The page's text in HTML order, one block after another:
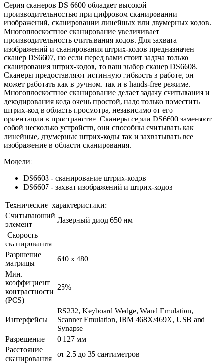
Серия сканеров DS 6600 обладает высокой
производительностью при цифровом сканировании
изображений, сканировании линейных или двумерных кодов.
Многоплоскостное сканирование увеличивает
производительность считывания кодов. Для захвата
изображений и сканирования штрих-кодов предназначен
сканер DS6607, но если перед вами стоит задача только
сканирования штрих-кодов, то ваш выбор сканер DS6608.
Сканеры предоставляют истинную гибкость в работе, он
может работать как в ручном, так и в hands-free режиме.
Многоплоскостное сканирование делает задачу считывания и
декодирования кода очень простой, надо только поместить
штрих-код в область просмотра, независимо от его
ориентации в пространстве. Сканеры серии DS6600 заменяют
собой несколько устройств, они способны считывать как
линейные, двумерные штрих-коды так и захватывать все
изображение в области сканирования.
Модели:
DS6608 - сканирование штрих-кодов
DS6607 - захват изображений и штрих-кодов
Технические характеристики:
Считывающий
элемент
Лазерный диод 650 нм
Скорость
сканирования
Разршение
матрицы
640 x 480
Мин.
коэффициент
контрастности
(PCS)
25%
Интерфейсы
RS232, Keyboard Wedge, Wand Emulation,
Scanner Emulation, IBM 468X/469X, USB and
Synapse
Разрешение
0.127 мм
Расстояние
сканирования
от 2.5 до 35 сантиметров